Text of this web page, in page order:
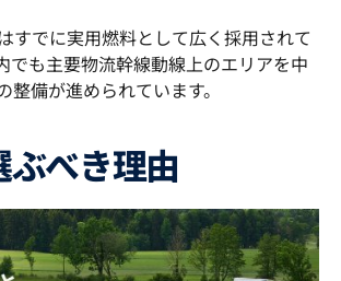
すでに実用燃料として広く採用されて
でも主要物流幹線動線上のエリアを中
整備が進められています。
ぶべき理由